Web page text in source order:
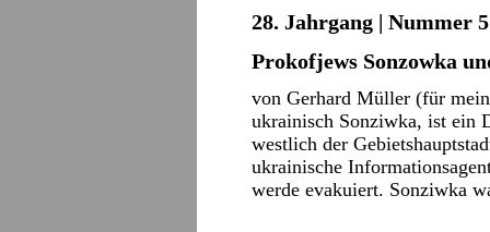
28. Jahrgang | Nummer
Prokofjews Sonzowka
von Gerhard Müller (für
ukrainisch Sonziwka, ist ein
westlich der
ukrainische
werde evakuiert. Sonziwka